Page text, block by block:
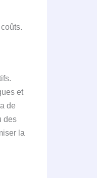
et
de
des
la